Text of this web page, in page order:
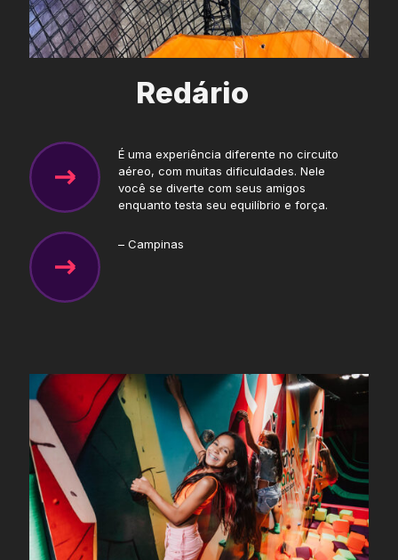
Redário
É uma experiência diferente no circuito
aéreo, com muitas dificuldades. Nele
você se diverte com seus amigos
enquanto testa seu equilíbrio e força.
– Campinas